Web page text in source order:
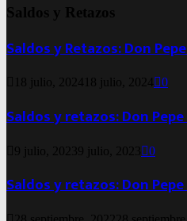
Saldos y Retazos
Saldos y Retazos: Don
18 julio, 2024 18 julio, 2024 0
Saldos y retazos: Don
9 julio, 20239 julio, 2023 0
Saldos y retazos: Don